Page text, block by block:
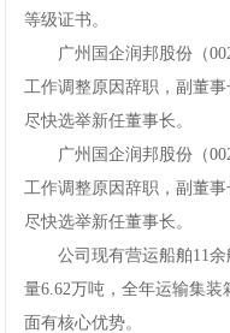
等级证书。
广州国企润邦股份（
工作调整原因辞职，副董
尽快选举新任董事长。
广州国企润邦股份（
工作调整原因辞职，副董
尽快选举新任董事长。
公司现有营运船舶11余
量6.62万吨，全年运输集
面有核心优势。